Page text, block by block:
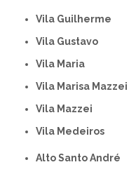
Vila Guilherme
Vila Gustavo
Vila Maria
Vila Marisa Mazzei
Vila Mazzei
Vila Medeiros
Alto Santo André